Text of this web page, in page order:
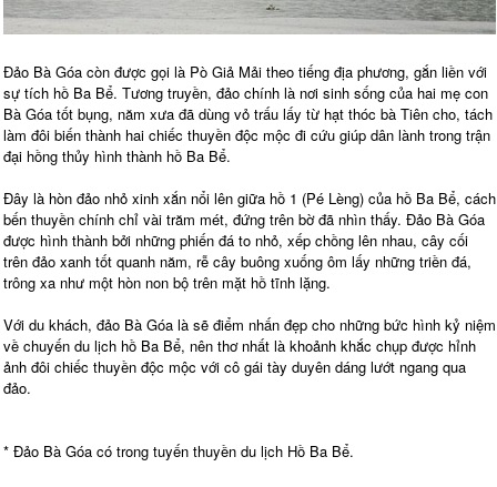
Đảo Bà Góa còn được gọi là Pò Giả Mải theo tiếng địa phương, gắn liền với
sự tích hồ Ba Bể. Tương truyền, đảo chính là nơi sinh sống của hai mẹ con
Bà Góa tốt bụng, năm xưa đã dùng vỏ trấu lấy từ hạt thóc bà Tiên cho, tách
làm đôi biến thành hai chiếc thuyền độc mộc đi cứu giúp dân lành trong trận
đại hồng thủy hình thành hồ Ba Bể.
Đây là hòn đảo nhỏ xinh xắn nổi lên giữa hồ 1 (Pé Lèng) của hồ Ba Bể, cách
bến thuyền chính chỉ vài trăm mét, đứng trên bờ đã nhìn thấy. Đảo Bà Góa
được hình thành bởi những phiến đá to nhỏ, xếp chồng lên nhau, cây cối
trên đảo xanh tốt quanh năm, rễ cây buông xuống ôm lấy những triền đá,
trông xa như một hòn non bộ trên mặt hồ tĩnh lặng.
Với du khách, đảo Bà Góa là sẽ điểm nhấn đẹp cho những bức hình kỷ niệm
về chuyến du lịch hồ Ba Bể, nên thơ nhất là khoảnh khắc chụp được hỉnh
ảnh đôi chiếc thuyền độc mộc với cô gái tày duyên dáng lướt ngang qua
đảo.
* Đảo Bà Góa có trong tuyến thuyền du lịch Hồ Ba Bể.